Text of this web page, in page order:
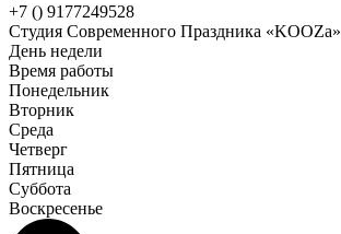
+7 () 9177249528
Студия Современного Праздника «KOOZa»
День недели
Время работы
Понедельник
Вторник
Среда
Четверг
Пятница
Суббота
Воскресенье